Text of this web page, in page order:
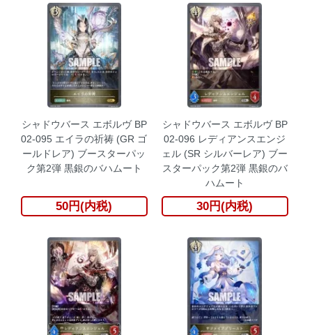
シャドウバース エボルヴ BP
02-095 エイラの祈祷 (GR ゴ
ールドレア) ブースターパッ
ク第2弾 黒銀のバハムート
50円(内税)
シャドウバース エボルヴ BP
02-096 レディアンスエンジ
ェル (SR シルバーレア) ブー
スターパック第2弾 黒銀のバ
ハムート
30円(内税)